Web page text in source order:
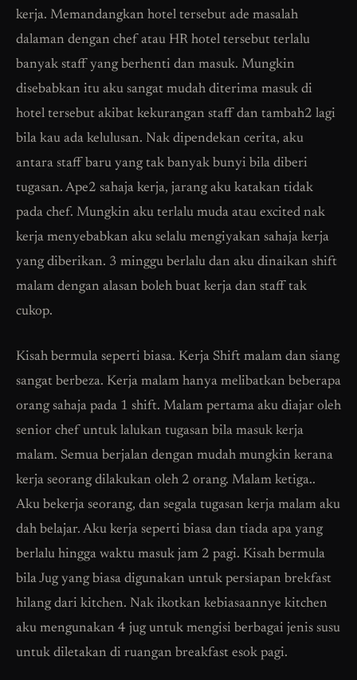
kerja. Memandangkan hotel tersebut ade masalah
dalaman dengan chef atau HR hotel tersebut terlalu
banyak staff yang berhenti dan masuk. Mungkin
disebabkan itu aku sangat mudah diterima masuk di
hotel tersebut akibat kekurangan staff dan tambah2 lagi
bila kau ada kelulusan. Nak dipendekan cerita, aku
antara staff baru yang tak banyak bunyi bila diberi
tugasan. Ape2 sahaja kerja, jarang aku katakan tidak
pada chef. Mungkin aku terlalu muda atau excited nak
kerja menyebabkan aku selalu mengiyakan sahaja kerja
yang diberikan. 3 minggu berlalu dan aku dinaikan shift
malam dengan alasan boleh buat kerja dan staff tak
cukop.
Kisah bermula seperti biasa. Kerja Shift malam dan siang
sangat berbeza. Kerja malam hanya melibatkan beberapa
orang sahaja pada 1 shift. Malam pertama aku diajar oleh
senior chef untuk lalukan tugasan bila masuk kerja
malam. Semua berjalan dengan mudah mungkin kerana
kerja seorang dilakukan oleh 2 orang. Malam ketiga..
Aku bekerja seorang, dan segala tugasan kerja malam aku
dah belajar. Aku kerja seperti biasa dan tiada apa yang
berlalu hingga waktu masuk jam 2 pagi. Kisah bermula
bila Jug yang biasa digunakan untuk persiapan brekfast
hilang dari kitchen. Nak ikotkan kebiasaannye kitchen
aku mengunakan 4 jug untuk mengisi berbagai jenis susu
untuk diletakan di ruangan breakfast esok pagi.